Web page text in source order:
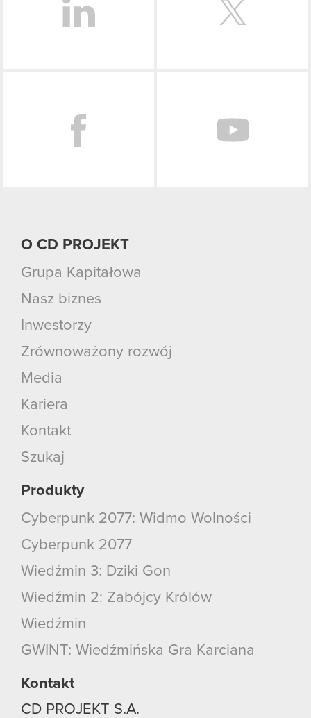
O CD PROJEKT
Grupa Kapitałowa
Nasz biznes
Inwestorzy
Zrównoważony rozwój
Media
Kariera
Kontakt
Szukaj
Produkty
Cyberpunk 2077: Widmo Wolności
Cyberpunk 2077
Wiedźmin 3: Dziki Gon
Wiedźmin 2: Zabójcy Królów
Wiedźmin
GWINT: Wiedźmińska Gra Karciana
Kontakt
CD PROJEKT S.A.